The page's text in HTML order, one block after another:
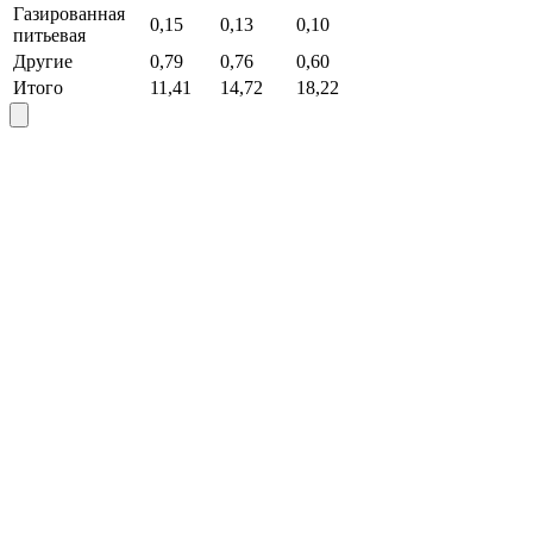
Газированная
питьевая
0,15 0,13
0,10
Другие
0,79 0,76
0,60
Итого
11,41 14,72 18,22